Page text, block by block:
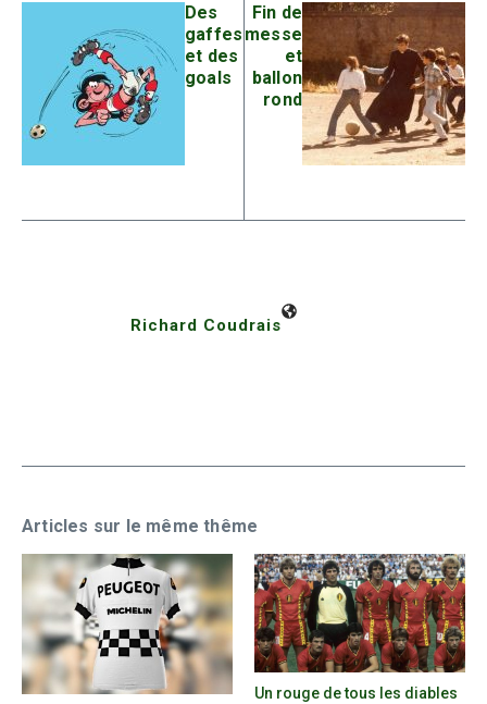
Des
gaffes
et des
goals
Fin de
messe
et
ballon
rond
Richard Coudrais
Articles sur le même thême
Un rouge de tous les diables